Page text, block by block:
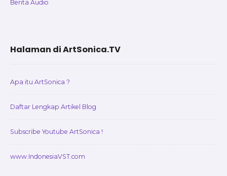
Berita Audio
Halaman di ArtSonica.TV
Apa itu ArtSonica ?
Daftar Lengkap Artikel Blog
Subscribe Youtube ArtSonica !
www.IndonesiaVST.com